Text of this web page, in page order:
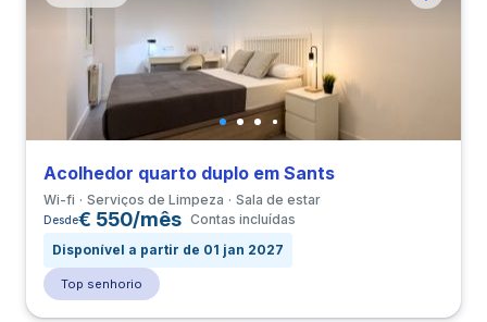
Acolhedor quarto duplo em Sants
Wi-fi Serviços de Limpeza Sala de estar
Desde€ 550/mês Contas incluídas
Disponível a partir de 01 jan 2027
Top senhorio